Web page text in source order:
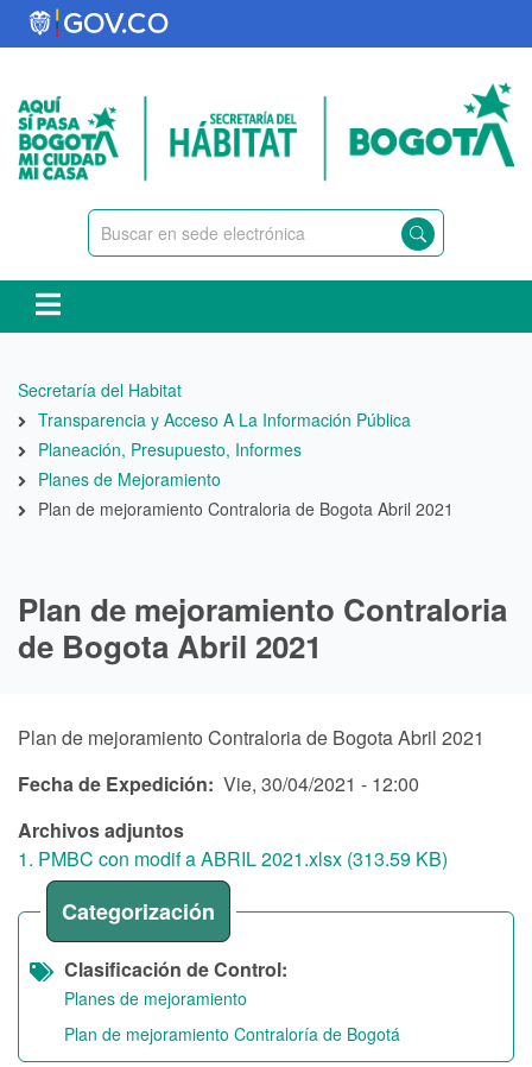
Pasar
al
principal
Ruta
de
navegación
Secretaría del Habitat
Transparencia y Acceso A La Información Pública
Planeación, Presupuesto, Informes
Planes de Mejoramiento
Plan de mejoramiento Contraloria de Bogota Abril 2021
Plan de mejoramiento Contraloria
de Bogota Abril 2021
Plan de mejoramiento Contraloria de Bogota Abril 2021
Fecha de Expedición
Vie, 30/04/2021 - 12:00
Archivos adjuntos
1. PMBC con modif a ABRIL 2021.xlsx (313.59 KB)
Categorización
Clasificación de Control
Planes de mejoramiento
Plan de mejoramiento Contraloría de Bogotá